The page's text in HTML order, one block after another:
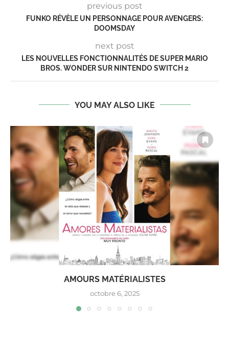
previous post
FUNKO RÉVÈLE UN PERSONNAGE POUR AVENGERS:
DOOMSDAY
next post
LES NOUVELLES FONCTIONNALITÉS DE SUPER MARIO
BROS. WONDER SUR NINTENDO SWITCH 2
YOU MAY ALSO LIKE
AMOURS MATÉRIALISTES
octobre 6, 2025